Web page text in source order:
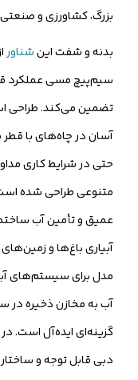
بزرگ، کشاورزی و
بدنه و شفت اینشناور
سیم‌پیچ مسی عملکرد
تضمین می‌کند. طراحی
آسان در چاه‌های با
حتی در شرایط کاری
متنوعی طراحی شده
عمیق و تأمین آب
آبیاری باغ‌ها و
مدل برای سیستم‌های
آب به مخازن ذخیره در
گزینه‌ای ایده‌آل است.
دبی قابل توجه و